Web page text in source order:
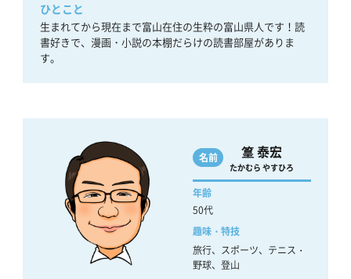
ひとこと
生まれてから現在まで富山在住の生粋の富山県人です！読
書好きで、漫画・小説の本棚だらけの読書部屋がありま
す。
名前 篁 泰宏
たかむら やすひろ
年齢
50代
趣味・特技
旅行、スポーツ、テニス・
野球、登山